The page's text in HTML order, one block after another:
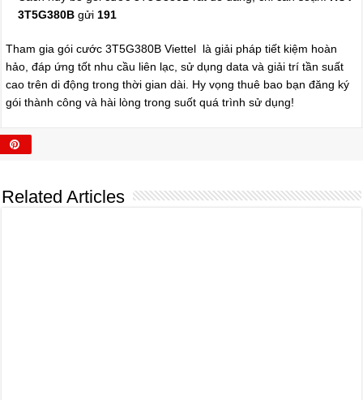
3T5G380Bgửi 191
Tham gia gói cước 3T5G380B Viettel là giải pháp tiết kiệm hoàn
hảo, đáp ứng tốt nhu cầu liên lạc, sử dụng data và giải trí tần suất
cao trên di động trong thời gian dài. Hy vọng thuê bao bạn đăng ký
gói thành công và hài lòng trong suốt quá trình sử dụng!
Related Articles